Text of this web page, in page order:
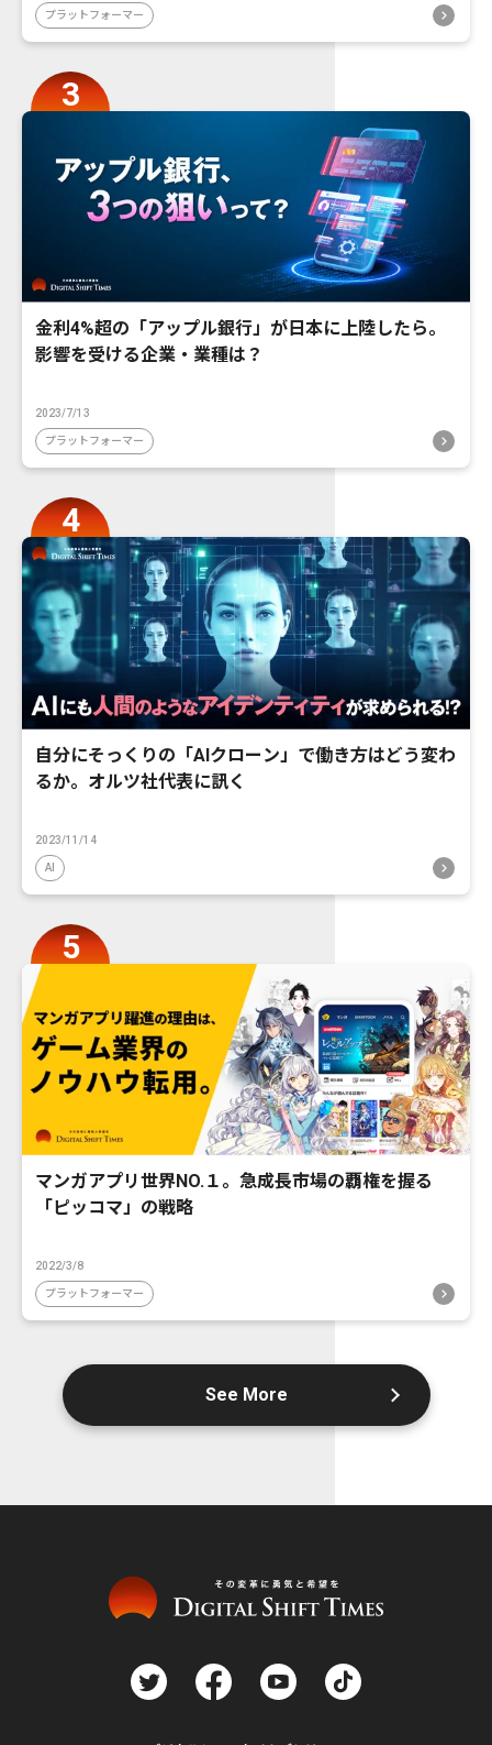
プラットフォーマー
金利4%超の「アップル銀行」が日本に上陸したら。
影響を受ける企業・業種は？
2023/7/13
プラットフォーマー
自分にそっくりの「AIクローン」で働き方はどう変わ
るか。オルツ社代表に訊く
2023/11/14
AI
マンガアプリ世界NO.１。急成長市場の覇権を握る
「ピッコマ」の戦略
2022/3/8
プラットフォーマー
See More